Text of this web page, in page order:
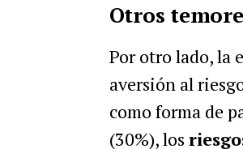
Otros
Por otro lado, la
aversión al
como forma de
(30%), los